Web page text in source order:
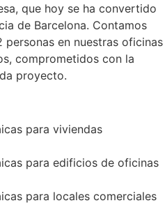
que hoy se ha convertido
de Barcelona. Contamos
en nuestras oficinas
comprometidos con la
proyecto.
para viviendas
para edificios de oficinas
para locales comerciales